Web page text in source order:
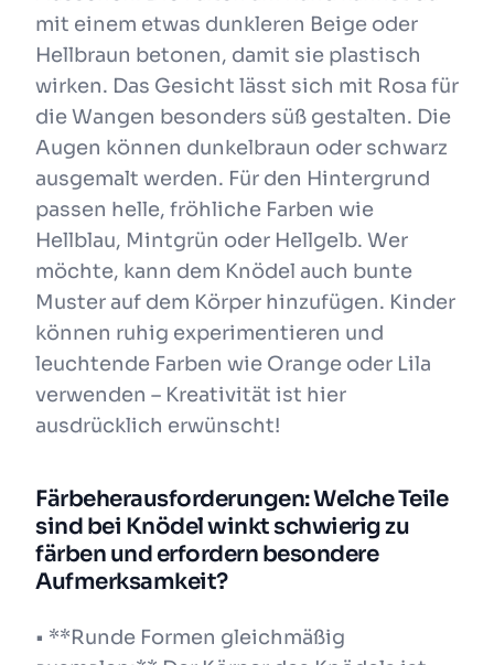
mit einem etwas dunkleren Beige oder
Hellbraun betonen, damit sie plastisch
wirken. Das Gesicht lässt sich mit Rosa für
die Wangen besonders süß gestalten. Die
Augen können dunkelbraun oder schwarz
ausgemalt werden. Für den Hintergrund
passen helle, fröhliche Farben wie
Hellblau, Mintgrün oder Hellgelb. Wer
möchte, kann dem Knödel auch bunte
Muster auf dem Körper hinzufügen. Kinder
können ruhig experimentieren und
leuchtende Farben wie Orange oder Lila
verwenden – Kreativität ist hier
ausdrücklich erwünscht!
Färbeherausforderungen: Welche Teile
sind bei Knödel winkt schwierig zu
färben und erfordern besondere
Aufmerksamkeit?
• **Runde Formen gleichmäßig